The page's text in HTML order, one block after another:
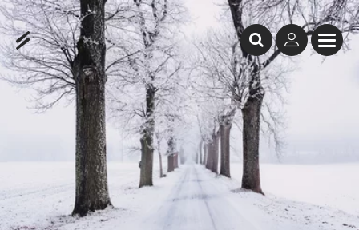
Inhaltstabelle
Tipps rund ums Biken im Schnee
Empfehlungen